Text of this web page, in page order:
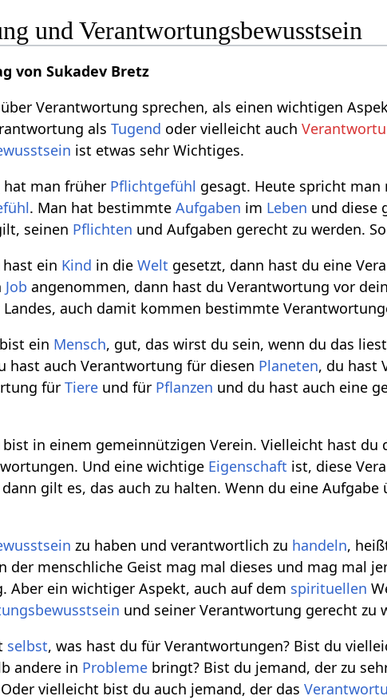
und Verantwortungsbewusstsein
von Sukadev Bretz
Verantwortung sprechen, als einen wichtigen
alsTugend oder vielleicht auch
ist etwas sehr Wichtiges.
man früher Pflichtgefühl gesagt. Heute spricht
. Man hat bestimmteAufgaben im Leben und diese
seinen Pflichten und Aufgaben gerecht zu werden.
ein Kind in dieWelt gesetzt, dann hast du eine
Job angenommen, dann hast du Verantwortung vor
auch damit kommen bestimmte
ein Mensch, gut, das wirst du sein, wenn du das
hast auch Verantwortung für diesen Planeten, du hast
fürTiere und für Pflanzen und du hast auch eine
in einem gemeinnützigen Verein. Vielleicht hast
Und eine wichtige Eigenschaft ist, diese
gilt es, das auch zu halten. Wenn du eine
zu haben und verantwortlich zu handeln,
der menschliche Geist mag mal dieses und mag mal
Aber ein wichtiger Aspekt, auch auf dem spirituellen
und seiner Verantwortung gerecht zu
selbst, was hast du für Verantwortungen? Bist du
andere in Probleme bringt? Bist du jemand, der zu
vielleicht bist du auch jemand, der das